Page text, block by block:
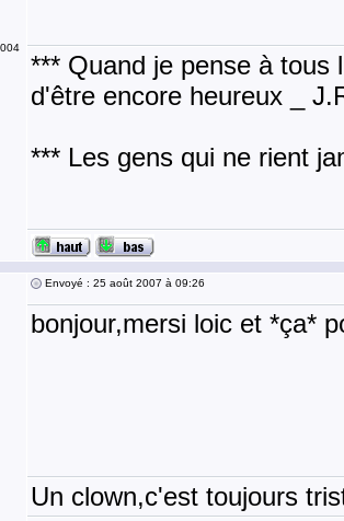
*** Quand je pense à tous
d'être encore heureux _
*** Les gens qui ne rient
Envoyé : 25 août 2007 à 09:26
bonjour,mersi loic et *ça*
Un clown,c'est toujours